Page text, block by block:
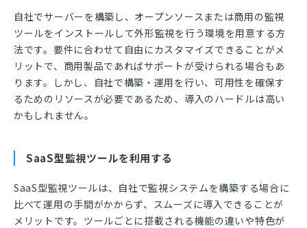
自社でサーバーを構築し、オープンソースまたは商用の監視
ツールをインストールして外形監視を行う環境を用意する方
法です。要件に合わせて自由にカスタマイズできることがメ
リットで、商用製品であればサポートが受けられる場合もあ
ります。しかし、自社で構築・運用を行い、可用性を確保す
るためのリソースが必要であるため、導入のハードルは高い
かもしれません。
SaaS型監視ツールを利用する
SaaS型監視ツールは、自社で監視システムを構築する場合に
比べて運用の手間がかからず、スムーズに導入できることが
メリットです。ツールごとに搭載される機能の違いや特色が